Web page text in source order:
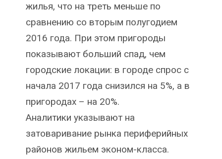
жилья, что на треть меньше по
сравнению со вторым полугодием
2016 года. При этом пригороды
показывают больший спад, чем
городские локации: в городе спрос с
начала 2017 года снизился на 5%, а в
пригородах – на 20%.
Аналитики указывают на
затоваривание рынка периферийных
районов жильем эконом-класса.